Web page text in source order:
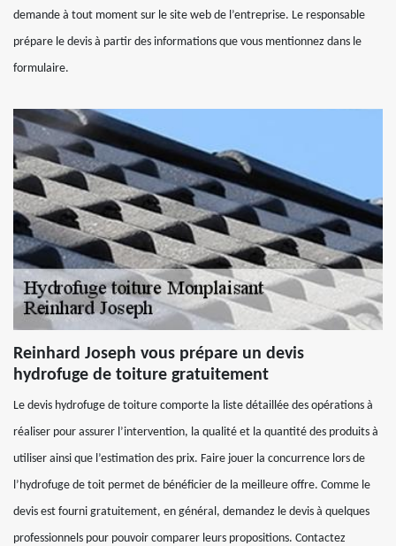
demande à tout moment sur le site web de l’entreprise. Le responsable
prépare le devis à partir des informations que vous mentionnez dans le
formulaire.
Reinhard Joseph vous prépare un devis
hydrofuge de toiture gratuitement
Le devis hydrofuge de toiture comporte la liste détaillée des opérations à
réaliser pour assurer l’intervention, la qualité et la quantité des produits à
utiliser ainsi que l’estimation des prix. Faire jouer la concurrence lors de
l’hydrofuge de toit permet de bénéficier de la meilleure offre. Comme le
devis est fourni gratuitement, en général, demandez le devis à quelques
professionnels pour pouvoir comparer leurs propositions. Contactez